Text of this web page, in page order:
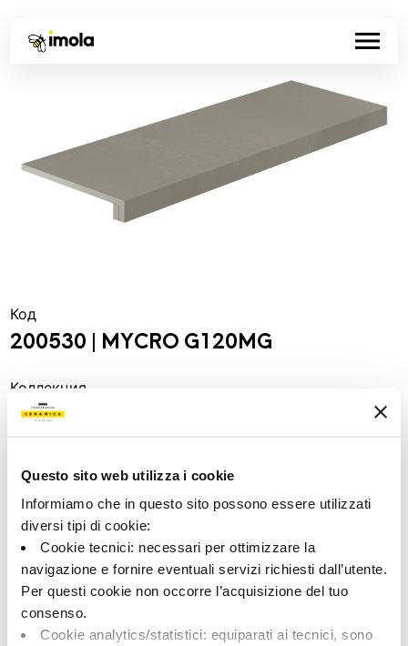
Questo sito web utilizza i cookie
Informiamo che in questo sito possono essere utilizzati
diversi tipi di cookie:
Cookie tecnici: necessari per ottimizzare la
navigazione e fornire eventuali servizi richiesti dall’utente.
Per questi cookie non occorre l’acquisizione del tuo
consenso.
Cookie analytics/statistici: equiparati ai tecnici, sono
Код
200530 | MYCRO G120MG
Коллекция
00233
Средний серый
Типология:
Специальные элементы
Формат:
120.0x32.5
Естественный
Внешний вид поверхности:
Матовый
Разнотон:
V1
Единица измерения: